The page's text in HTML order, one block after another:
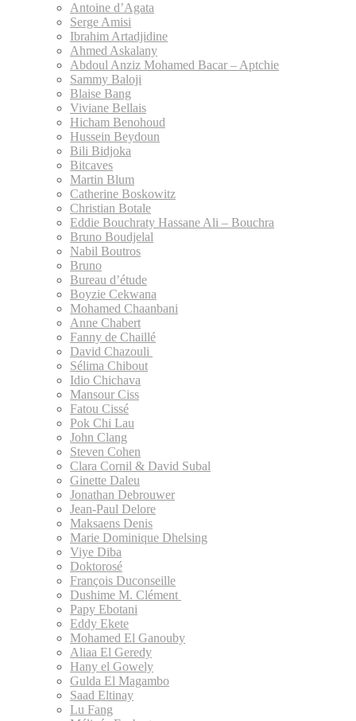
Antoine d’Agata
Serge Amisi
Ibrahim Artadjidine
Ahmed Askalany
Abdoul Anziz Mohamed Bacar – Aptchie
Sammy Baloji
Blaise Bang
Viviane Bellais
Hicham Benohoud
Hussein Beydoun
Bili Bidjoka
Bitcaves
Martin Blum
Catherine Boskowitz
Christian Botale
Eddie Bouchraty Hassane Ali – Bouchra
Bruno Boudjelal
Nabil Boutros
Bruno
Bureau d’étude
Boyzie Cekwana
Mohamed Chaanbani
Anne Chabert
Fanny de Chaillé
David Chazouli
Sélima Chibout
Idio Chichava
Mansour Ciss
Fatou Cissé
Pok Chi Lau
John Clang
Steven Cohen
Clara Cornil & David Subal
Ginette Daleu
Jonathan Debrouwer
Jean-Paul Delore
Maksaens Denis
Marie Dominique Dhelsing
Viye Diba
Doktorosé
François Duconseille
Dushime M. Clément
Papy Ebotani
Eddy Ekete
Mohamed El Ganouby
Aliaa El Geredy
Hany el Gowely
Gulda El Magambo
Saad Eltinay
Lu Fang